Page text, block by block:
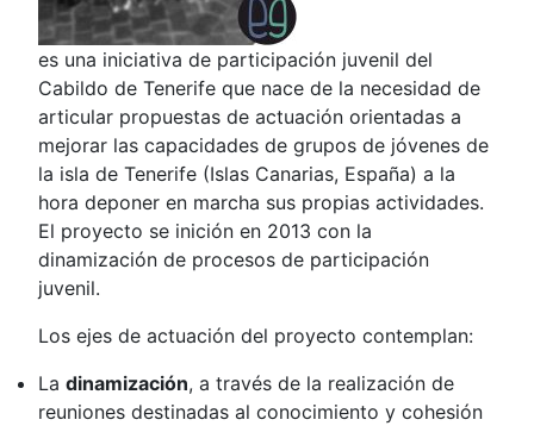
es una iniciativa de participación juvenil del
Cabildo de Tenerife que nace de la necesidad de
articular propuestas de actuación orientadas a
mejorar las capacidades de grupos de jóvenes de
la isla de Tenerife (Islas Canarias, España) a la
hora deponer en marcha sus propias actividades.
El proyecto se inición en 2013 con la
dinamización de procesos de participación
juvenil.
Los ejes de actuación del proyecto contemplan:
La dinamización, a través de la realización de
reuniones destinadas al conocimiento y cohesión